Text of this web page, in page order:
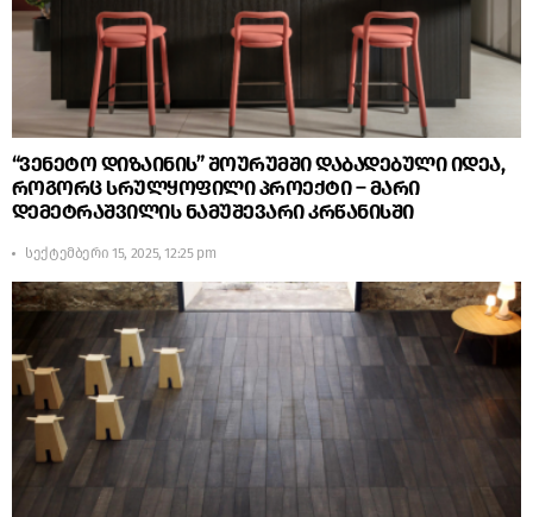
“ვენეტო დიზაინის” შოურუმში დაბადებული იდეა,
როგორც სრულყოფილი პროექტი – მარი
დემეტრაშვილის ნამუშევარი კრწანისში
სექტემბერი 15, 2025, 12:25 pm